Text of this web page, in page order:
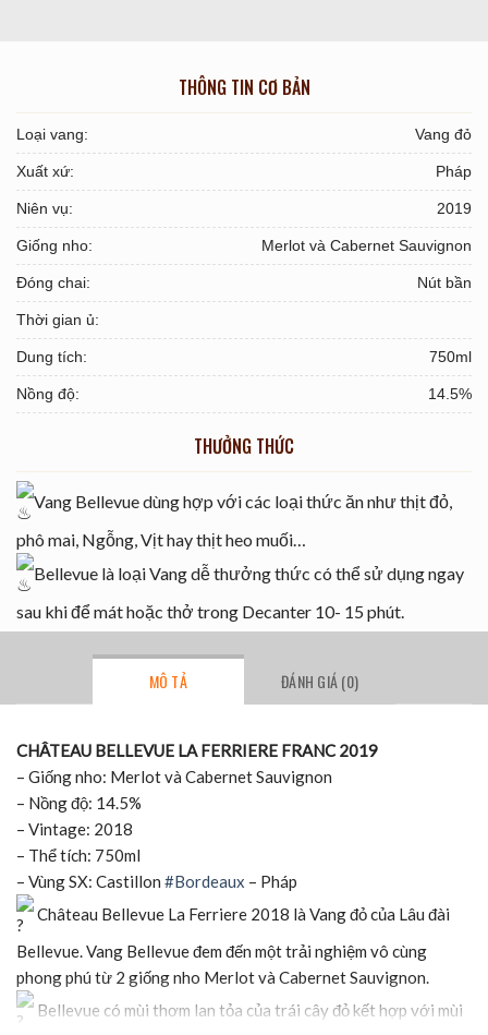
THÔNG TIN CƠ BẢN
Loại vang: Vang đỏ
Xuất xứ: Pháp
Niên vụ: 2019
Giống nho: Merlot và Cabernet Sauvignon
Đóng chai: Nút bần
Thời gian ủ:
Dung tích: 750ml
Nồng độ: 14.5%
THƯỞNG THỨC
Vang Bellevue dùng hợp với các loại thức ăn như thịt đỏ,
phô mai, Ngỗng, Vịt hay thịt heo muối…
Bellevue là loại Vang dễ thưởng thức có thể sử dụng ngay
sau khi để mát hoặc thở trong Decanter 10- 15 phút.
MÔ TẢ ĐÁNH GIÁ (0)
CHÂTEAU BELLEVUE LA FERRIERE FRANC 2019
– Giống nho: Merlot và Cabernet Sauvignon
– Nồng độ: 14.5%
– Vintage: 2018
– Thể tích: 750ml
– Vùng SX: Castillon #Bordeaux – Pháp
Château Bellevue La Ferriere 2018 là Vang đỏ của Lâu đài
Bellevue. Vang Bellevue đem đến một trải nghiệm vô cùng
phong phú từ 2 giống nho Merlot và Cabernet Sauvignon.
Bellevue có mùi thơm lan tỏa của trái cây đỏ kết hợp với mùi